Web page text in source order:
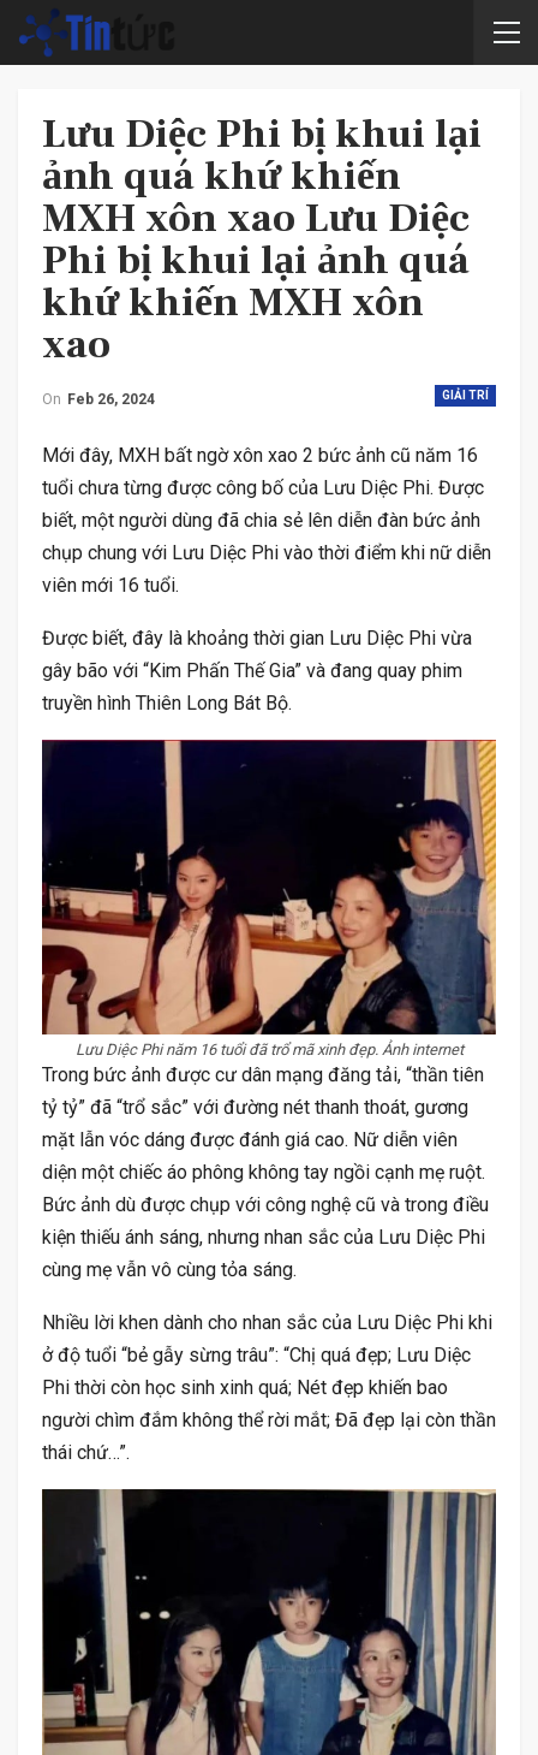
Lưu Diệc Phi bị khui lại
ảnh quá khứ khiến
MXH xôn xao Lưu Diệc
Phi bị khui lại ảnh quá
khứ khiến MXH xôn
xao
GIẢI TRÍ
On Feb 26, 2024
Mới đây, MXH bất ngờ xôn xao 2 bức ảnh cũ năm 16
tuổi chưa từng được công bố của Lưu Diệc Phi. Được
biết, một người dùng đã chia sẻ lên diễn đàn bức ảnh
chụp chung với Lưu Diệc Phi vào thời điểm khi nữ diễn
viên mới 16 tuổi.
Được biết, đây là khoảng thời gian Lưu Diệc Phi vừa
gây bão với “Kim Phấn Thế Gia” và đang quay phim
truyền hình Thiên Long Bát Bộ.
Lưu Diệc Phi năm 16 tuổi đã trổ mã xinh đẹp. Ảnh internet
Trong bức ảnh được cư dân mạng đăng tải, “thần tiên
tỷ tỷ” đã “trổ sắc” với đường nét thanh thoát, gương
mặt lẫn vóc dáng được đánh giá cao. Nữ diễn viên
diện một chiếc áo phông không tay ngồi cạnh mẹ ruột.
Bức ảnh dù được chụp với công nghệ cũ và trong điều
kiện thiếu ánh sáng, nhưng nhan sắc của Lưu Diệc Phi
cùng mẹ vẫn vô cùng tỏa sáng.
Nhiều lời khen dành cho nhan sắc của Lưu Diệc Phi khi
ở độ tuổi “bẻ gẫy sừng trâu”: “Chị quá đẹp; Lưu Diệc
Phi thời còn học sinh xinh quá; Nét đẹp khiến bao
người chìm đắm không thể rời mắt; Đã đẹp lại còn thần
thái chứ…”.